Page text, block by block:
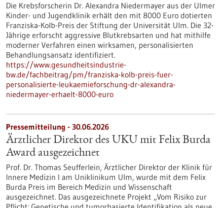
Die Krebsforscherin Dr. Alexandra Niedermayer aus der Ulmer
Kinder- und Jugendklinik erhält den mit 8000 Euro dotierten
Franziska-Kolb-Preis der Stiftung der Universität Ulm. Die 32-
Jährige erforscht aggressive Blutkrebsarten und hat mithilfe
moderner Verfahren einen wirksamen, personalisierten
Behandlungsansatz identifiziert.
https://www.gesundheitsindustrie-
bw.de/fachbeitrag/pm/franziska-kolb-preis-fuer-
personalisierte-leukaemieforschung-dr-alexandra-
niedermayer-erhaelt-8000-euro
Pressemitteilung - 30.06.2026
Ärztlicher Direktor des UKU mit Felix Burda
Award ausgezeichnet
Prof. Dr. Thomas Seufferlein, Ärztlicher Direktor der Klinik für
Innere Medizin I am Uniklinikum Ulm, wurde mit dem Felix
Burda Preis im Bereich Medizin und Wissenschaft
ausgezeichnet. Das ausgezeichnete Projekt „Vom Risiko zur